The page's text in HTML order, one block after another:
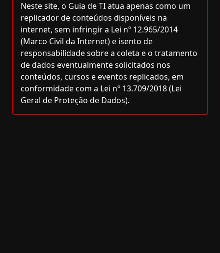
Neste site, o Guia de TI atua apenas como um
replicador de conteúdos disponíveis na
internet, sem infringir a Lei nº 12.965/2014
(Marco Civil da Internet) e isento de
responsabilidade sobre a coleta e o tratamento
de dados eventualmente solicitados nos
conteúdos, cursos e eventos replicados, em
conformidade com a Lei nº 13.709/2018 (Lei
Geral de Proteção de Dados).